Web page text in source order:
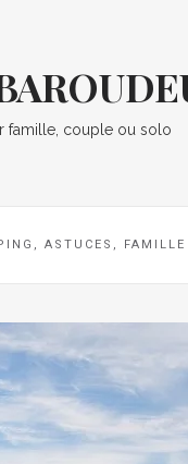
famille, couple ou solo
ASTUCES,